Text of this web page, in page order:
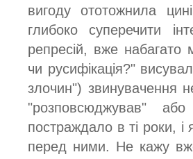
вигоду ототожнила
глибоко суперечити
репресій, вже набагато
чи русифікація?"
злочин") звинувачення
"розповсюджував"
постраждало в ті роки,
перед ними. Не кажу